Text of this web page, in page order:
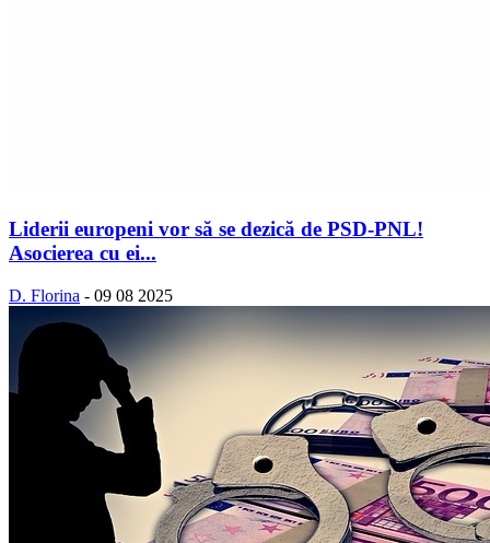
Liderii europeni vor să se dezică de PSD-PNL!
Asocierea cu ei...
D. Florina - 09 08 2025